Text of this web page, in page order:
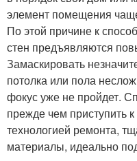
элемент помещения
По этой причине к
стен предъявляются
Замаскировать
потолка или пола
фокус уже не пройдет.
прежде чем приступить
технологией ремонта,
материалы, идеально